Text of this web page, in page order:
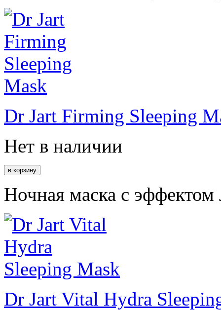
Dr Jart Firming Sleeping
Нет в наличии
Ночная маска с
Dr Jart Vital Hydra